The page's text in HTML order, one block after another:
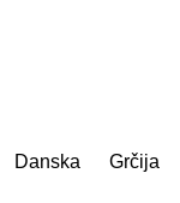
Danska Grčija